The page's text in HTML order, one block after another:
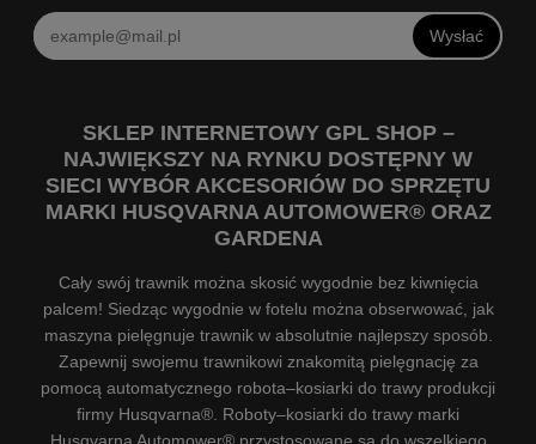
Wysłać
SKLEP INTERNETOWY GPL SHOP –
NAJWIĘKSZY NA RYNKU DOSTĘPNY W
SIECI WYBÓR AKCESORIÓW DO SPRZĘTU
MARKI HUSQVARNA AUTOMOWER® ORAZ
GARDENA
Cały swój trawnik można skosić wygodnie bez kiwnięcia
palcem! Siedząc wygodnie w fotelu można obserwować, jak
maszyna pielęgnuje trawnik w absolutnie najlepszy sposób.
Zapewnij swojemu trawnikowi znakomitą pielęgnację za
pomocą automatycznego robota–kosiarki do trawy produkcji
firmy Husqvarna®. Roboty–kosiarki do trawy marki
Husqvarna Automower® przystosowane są do wszelkiego